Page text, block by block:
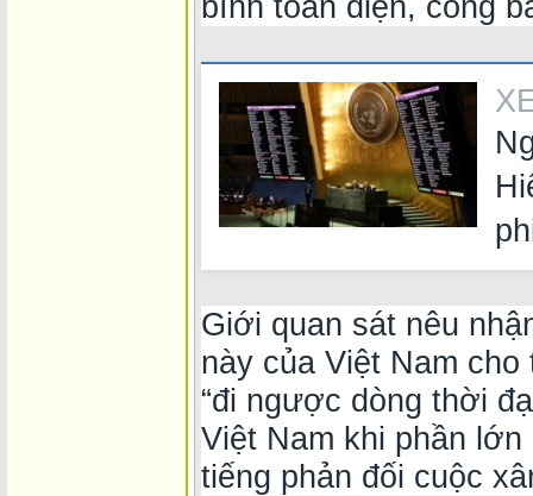
Giới quan sát nêu
này của Việt Nam
“đi ngược dòng thời
Việt Nam khi phần
tiếng phản đối cuộc